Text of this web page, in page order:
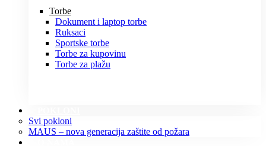
Torbe
Dokument i laptop torbe
Ruksaci
Sportske torbe
Torbe za kupovinu
Torbe za plažu
Svi pokloni
MAUS – nova generacija zaštite od požara